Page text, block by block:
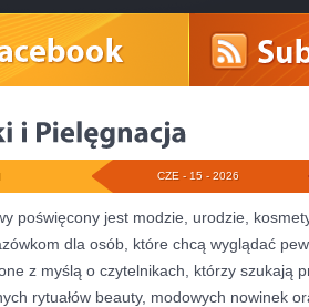
CZE - 15 - 2026
poświęcony jest modzie, urodzie,
dla osób, które chcą wyglądać
z myślą o czytelnikach, którzy szukają
rytuałów beauty, modowych nowinek